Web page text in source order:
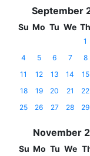
September
Su Mo Tu We Th
1
4
5 6 7 8
11
12 13 14 15
18
19 20 21 22
25
26 27 28 29
November
Su Mo Tu We